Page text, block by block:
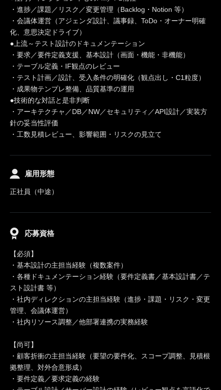
・進捗／課題／リスク／変更管理（Backlog・Notion 等）
・会議体運営（アジェンダ設計、議事録、ToDo・オーナー明確
化、意思決定ドライブ）
●上流～テスト設計のドキュメンテーション
・要求／要件定義支援、基本設計（画面・機能・非機能）
・テーブル定義・IF観点のレビュー
・テスト計画／設計、受入条件の明確化（観点出し・C1粒度）
・成果物テンプレ整備、品質基準の運用
●技術的な対話と是非判断
・アーキテクチャ／DB／NW／セキュリティ／API設計／実装方
針の妥当性評価
・工数見積レビュー、影響範囲・リスクの見立て
雇用形態
正社員（中途）
応募資格
【必須】
・基本設計の主担当経験（複数案件）
・各種ドキュメンテーション経験（要件定義書／基本設計書／テ
スト設計書 等）
・社内ディレクションの主担当経験（進捗・課題・リスク・変更
管理、会議体運営）
・社内リソース調整／他部署連携の実務経験
【尚可】
・顧客折衝の主担当経験（要望の要件化、スコープ調整、見積根
拠整理、対外合意形成）
・要件定義／要求定義の経験